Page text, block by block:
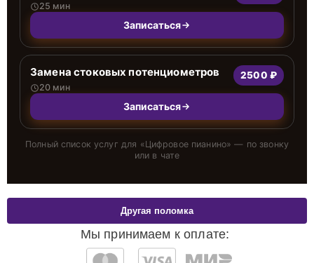
25 мин
Записаться
Замена стоковых потенциометров
20 мин
2500 ₽
Записаться
Полный список услуг для «Цифровое пианино» — по звонку
или в чате
Мы принимаем к оплате:
Другая поломка